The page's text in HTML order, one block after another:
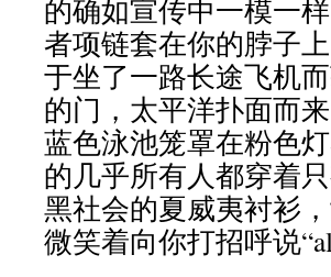
的确如宣传中一模一
者项链套在你的脖子
于坐了一路长途飞机
的门，太平洋扑面而
蓝色泳池笼罩在粉色
的几乎所有人都穿着
黑社会的夏威夷衬衫
微笑着向你打招呼说